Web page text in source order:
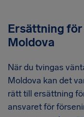
Ersättning
Moldova
När du tvingas
Moldova kan det
rätt till ersättning
ansvaret för